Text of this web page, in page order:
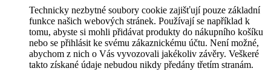
Technicky nezbytné soubory cookie zajišťují pouze základní
funkce našich webových stránek. Používají se například k
tomu, abyste si mohli přidávat produkty do nákupního košíku
nebo se přihlásit ke svému zákaznickému účtu. Není možné,
abychom z nich o Vás vyvozovali jakékoliv závěry. Veškeré
takto získané údaje nebudou nikdy předány třetím stranám.